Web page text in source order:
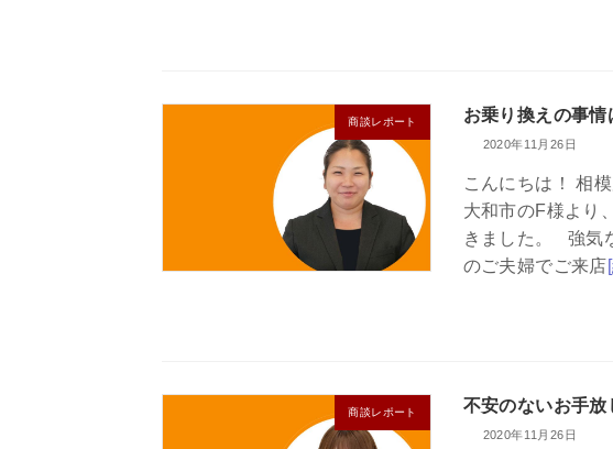
商談レポート お乗り換えの事情
2020年11月26日
こんにちは！ 相
大和市のF様より
きました。 強気
のご夫婦でご来店
商談レポート 不安のないお手放
2020年11月26日